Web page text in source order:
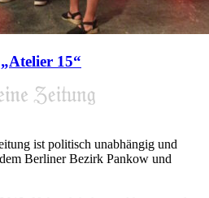
15“
ist politisch unabhängig und
Berliner Bezirk Pankow und